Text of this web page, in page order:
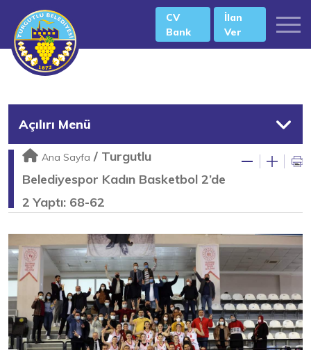
CV
Bank
İlan
Ver
Açılırı Menü
Ana Sayfa / Turgutlu
Belediyespor Kadın Basketbol 2’de
2 Yaptı: 68-62